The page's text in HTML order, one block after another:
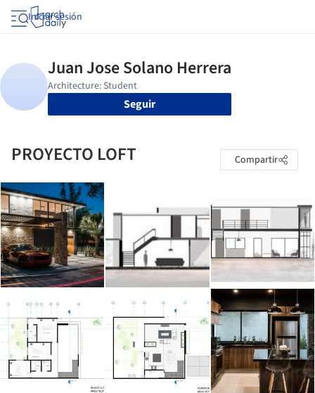
Iniciar sesión
Seguir
PROYECTO LOFT Compartir